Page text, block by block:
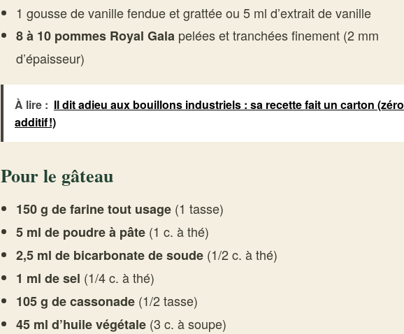
1 gousse de vanille fendue et grattée ou 5 ml d’extrait de vanille
8 à 10 pommes Royal Gala pelées et tranchées finement (2 mm
d’épaisseur)
À lire : Il dit adieu aux bouillons industriels : sa recette fait un carton (zéro
additif !)
Pour le gâteau
150 g de farine tout usage(1 tasse)
5 ml de poudre à pâte(1 c. à thé)
2,5 ml de bicarbonate de soude(1/2 c. à thé)
1 ml de sel (1/4 c. à thé)
105 g de cassonade(1/2 tasse)
45 ml d’huile végétale(3 c. à soupe)